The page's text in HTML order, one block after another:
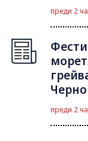
преди 2
преди 2